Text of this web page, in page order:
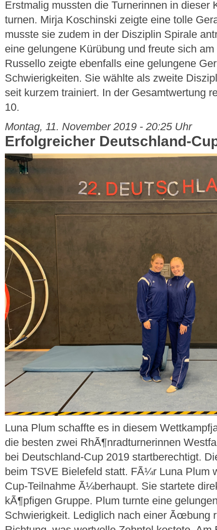
Erstmalig mussten die Turnerinnen in dieser
turnen. Mirja Koschinski zeigte eine tolle
musste sie zudem in der Disziplin Spirale
eine gelungene Kürübung und freute sich
Russello zeigte ebenfalls eine gelungene
Schwierigkeiten. Sie wählte als zweite
seit kurzem trainiert. In der Gesamtwertung
10.
Montag, 11. November 2019 - 20:25 Uhr
Erfolgreicher Deutschland-
Luna Plum schaffte es in diesem
die besten zwei RhÃ¶nradturnerinnen
bei Deutschland-Cup 2019 startberechtigt.
beim TSVE Bielefeld statt. FÃ¼r Luna Plum
Cup-Teilnahme Ã¼berhaupt. Sie startete
kÃ¶pfigen Gruppe. Plum turnte eine
Schwierigkeit. Lediglich nach einer Ãœbung